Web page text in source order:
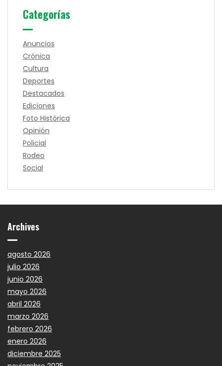
Categorías
Anuncios
Crónica
Cultura
Deportes
Destacados
Ediciones
Foto Histórica
Opinión
Policial
Rodeo
Social
Archives
agosto 2026
julio 2026
junio 2026
mayo 2026
abril 2026
marzo 2026
febrero 2026
enero 2026
diciembre 2025